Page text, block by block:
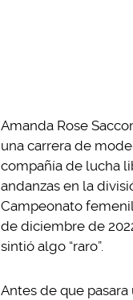
Amanda Rose
una carrera de
compañía de lucha
andanzas en la
Campeonato
de diciembre de
sintió algo “raro”.
Antes de que